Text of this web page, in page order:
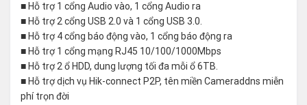
■ Hỗ trợ 1 cổng Audio vào, 1 cổng Audio ra
■ Hỗ trợ 2 cổng USB 2.0 và 1 cổng USB 3.0.
■ Hỗ trợ 4 cổng báo động vào, 1 cổng báo động ra
■ Hỗ trợ 1 cổng mạng RJ45 10/100/1000Mbps
■ Hỗ trợ 2 ổ HDD, dung lượng tối đa mỗi ổ 6TB.
■ Hỗ trợ dịch vụ Hik-connect P2P, tên miền Cameraddns miễn
phí trọn đời